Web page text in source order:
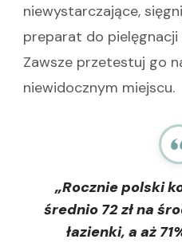
niewystarczające,
preparat do pielęgnacji
Zawsze przetestuj go
niewidocznym miejscu.
„Rocznie polski
średnio 72 zł na
łazienki, a aż